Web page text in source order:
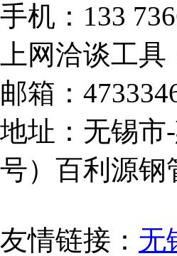
手机：133
上网洽谈工
邮箱：
地址：无锡市
号）百利源钢
友情链接： 无